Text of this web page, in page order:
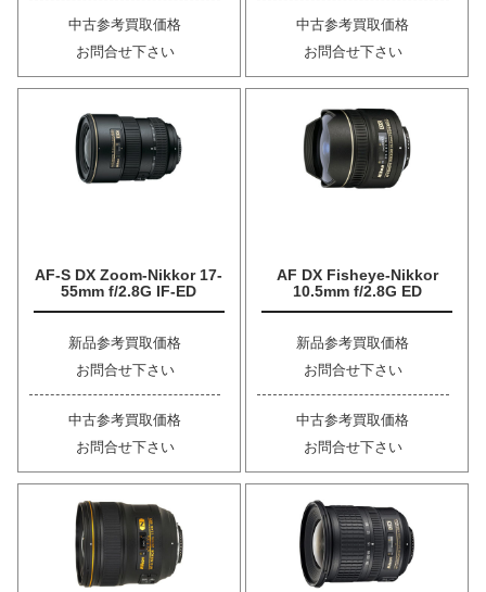
中古参考買取価格
お問合せ下さい
中古参考買取価格
お問合せ下さい
AF-S DX Zoom-Nikkor 17-
55mm f/2.8G IF-ED
新品参考買取価格
お問合せ下さい
中古参考買取価格
お問合せ下さい
AF DX Fisheye-Nikkor
10.5mm f/2.8G ED
新品参考買取価格
お問合せ下さい
中古参考買取価格
お問合せ下さい